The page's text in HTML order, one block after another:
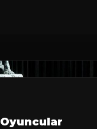
Oyuncular